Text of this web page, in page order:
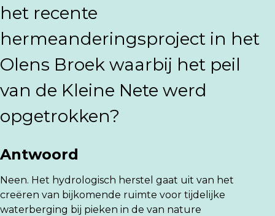
het recente
hermeanderingsproject in het
Olens Broek waarbij het peil
van de Kleine Nete werd
opgetrokken?
Antwoord
Neen. Het hydrologisch herstel gaat uit van het
creëren van bijkomende ruimte voor tijdelijke
waterberging bij pieken in de van nature